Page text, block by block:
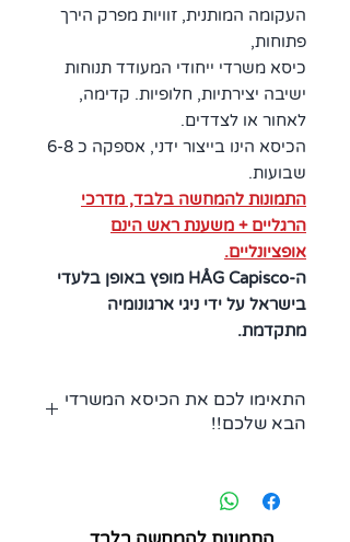
העקומה המותנית, זוויות מפרק הירך
פתוחות,
כיסא משרדי ייחודי המעודד תנוחות
ישיבה יצירתיות, חלופיות. קדימה,
לאחור או לצדדים.
הכיסא הינו בייצור ידני, אספקה כ 6-8
שבועות.
התמונות להמחשה בלבד, מדרכי
הרגליים + משענת ראש הינם
אופציונליים.
ה-HÅG Capisco מופץ באופן בלעדי
בישראל על ידי ניגי ארגונומיה
מתקדמת.
התאימו לכם את הכיסא המשרדי
הבא שלכם!!
לחצו כאן כנסו לדף התאימו לכם את
הכיסא קבלו קוד שלחו לנו אותו וניתן
לכם הצעת מחיר -לחצו כאן!!